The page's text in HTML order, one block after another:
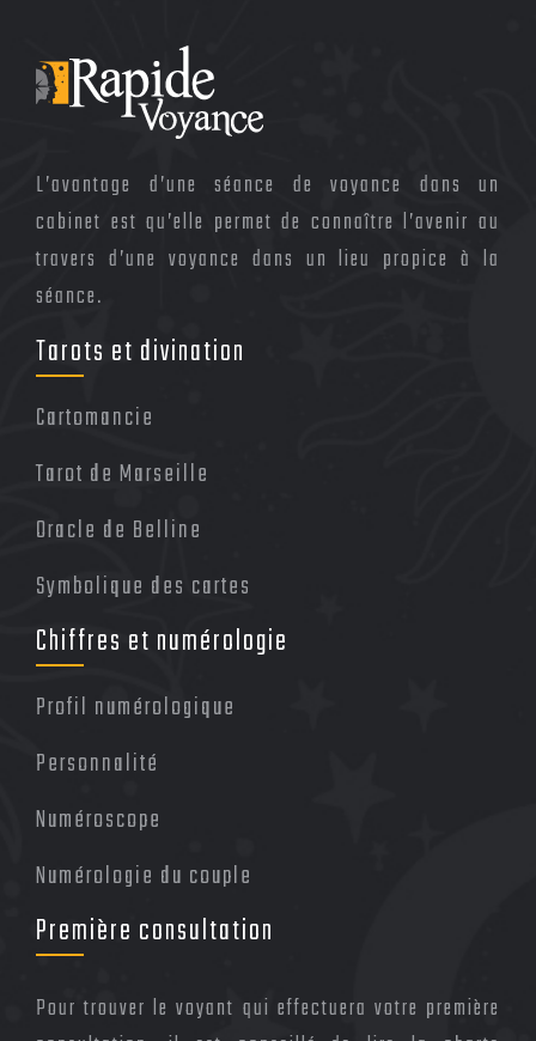
L’avantage d’une séance de voyance dans un
cabinet est qu’elle permet de connaître l’avenir au
travers d’une voyance dans un lieu propice à la
séance.
Tarots et divination
Cartomancie
Tarot de Marseille
Oracle de Belline
Symbolique des cartes
Chiffres et numérologie
Profil numérologique
Personnalité
Numéroscope
Numérologie du couple
Première consultation
Pour trouver le voyant qui effectuera votre première